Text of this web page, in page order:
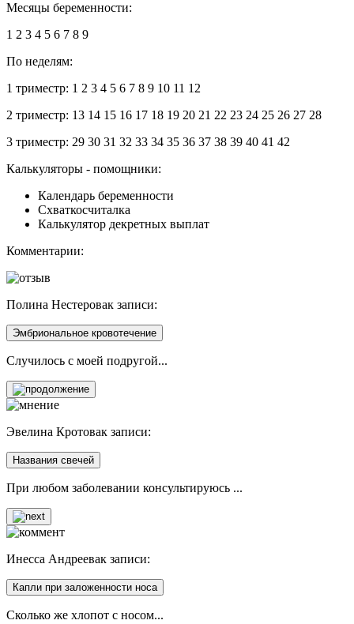
Месяцы беременности:
1 2 3 4 5 6 7 8 9
По неделям:
1 триместр: 1 2 3 4 5 6 7 8 9 10 11 12
2 триместр: 13 14 15 16 17 18 19 20 21 22 23 24 25 26 27 28
3 триместр: 29 30 31 32 33 34 35 36 37 38 39 40 41 42
Калькуляторы - помощники:
Календарь беременности
Схваткосчиталка
Калькулятор декретных выплат
Комментарии:
Полина Нестеровак записи:
Эмбриональное кровотечение
Случилось с моей подругой...
Эвелина Кротовак записи:
Названия свечей
При любом заболевании консультируюсь ...
Инесса Андреевак записи:
Капли при заложенности носа
Сколько же хлопот с носом...